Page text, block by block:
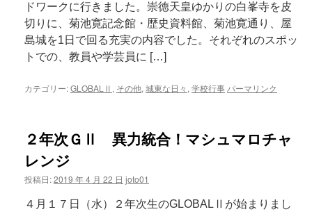
ドワークに行きました。崇徳天皇ゆかりの白峯寺を皮
切りに、菊池寛記念館・歴史資料館、菊池寛通り、屋
島城を1日で回る充実の内容でした。それぞれのスポッ
トでの、教員や学芸員に […]
カテゴリー:GLOBALⅡ , その他, 城東な日々 , 学校行事 パーマリンク
２年次ＧⅡ 異力統合！マシュマロチャ
レンジ
投稿日:2019 年 4 月 22 日 joto01
４月１７日（水）２年次生のGLOBALⅡが始まりまし